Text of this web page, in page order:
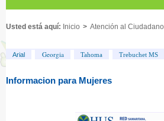
Usted está aquí: Inicio > Atención al Ciudadano
Arial Georgia Tahoma Trebuchet MS
Informacion para Mujeres